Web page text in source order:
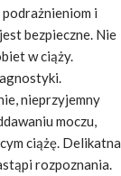
i
bezpieczne. Nie
w ciąży.
nieprzyjemny
moczu,
ciążę. Delikatna
rozpoznania.